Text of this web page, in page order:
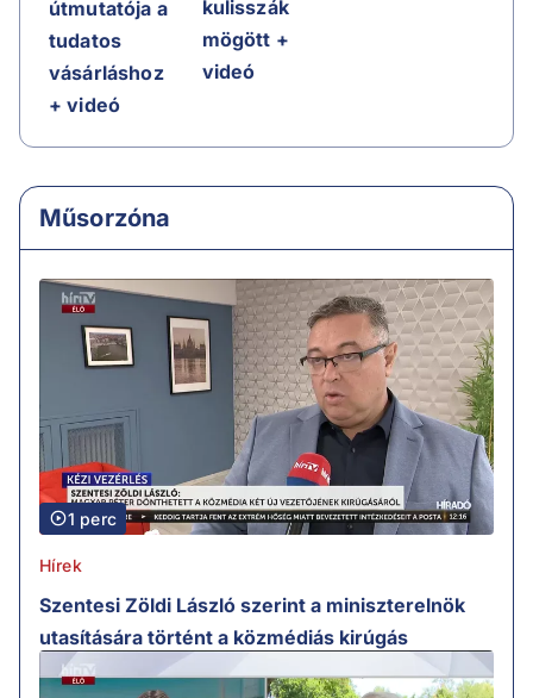
útmutatója a
tudatos
vásárláshoz
+ videó
kulisszák
mögött +
videó
Műsorzóna
1 perc
Hírek
Szentesi Zöldi László szerint a miniszterelnök
utasítására történt a közmédiás kirúgás